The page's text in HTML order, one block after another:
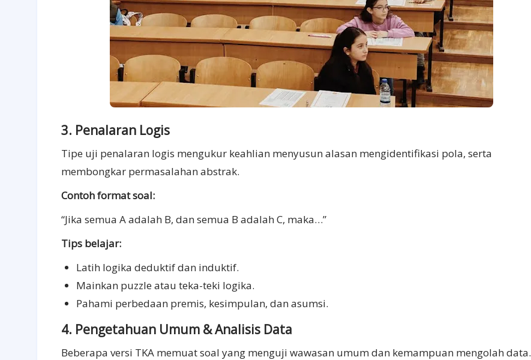
3. Penalaran Logis
Tipe uji penalaran logis mengukur keahlian menyusun alasan mengidentifikasi pola, serta
membongkar permasalahan abstrak.
Contoh format soal:
“Jika semua A adalah B, dan semua B adalah C, maka…”
Tips belajar:
Latih logika deduktif dan induktif.
Mainkan puzzle atau teka-teki logika.
Pahami perbedaan premis, kesimpulan, dan asumsi.
4. Pengetahuan Umum & Analisis Data
Beberapa versi TKA memuat soal yang menguji wawasan umum dan kemampuan mengolah data.